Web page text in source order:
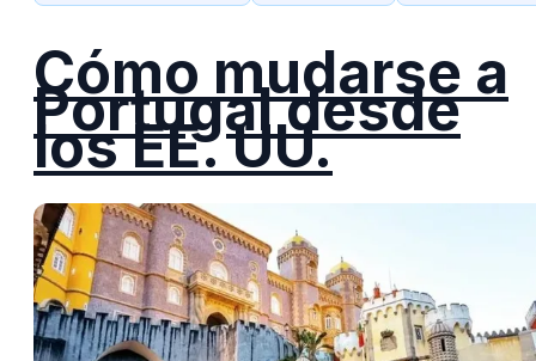
Cómo mudarse a
Portugal desde
los EE. UU.